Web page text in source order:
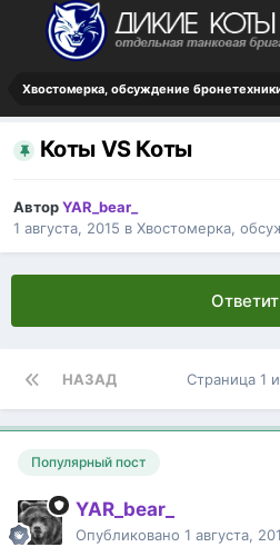
Хвостомерка, обсуждение
Коты VS Коты
АвторYAR_bear_
1 августа, 2015 в Хвостомерка,
НАЗАД Страница 1
Популярный пост
YAR_bear_
Опубликовано 1 августа,